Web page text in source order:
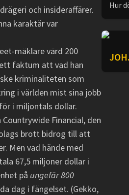
och insideraffärer.
karaktär var
mäklare värd 200
faktum att vad han
kriminaliteten som
i världen mist sina jobb
i miljontals dollar.
Financial, den
brott bidrog till att
Men vad hände med
67,5 miljoner dollar i
på ungefär 800
dag i fängelset. (Gekko,
Hur